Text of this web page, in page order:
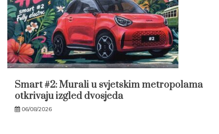
Smart #2: Murali u svjetskim metropolama
otkrivaju izgled dvosjeda
06/08/2026